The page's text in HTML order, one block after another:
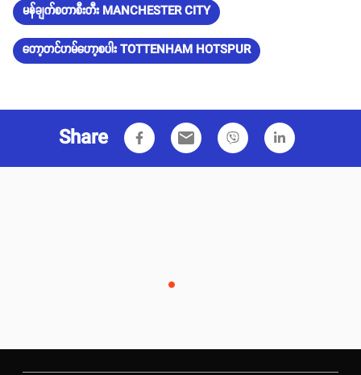
မန်ချက်စတာစီးတီး MANCHESTER CITY
တော့တင်ဟမ်ဟော့စပါး TOTTENHAM HOTSPUR
Share email